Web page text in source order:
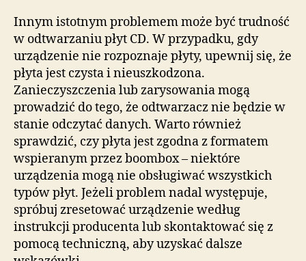
Innym istotnym problemem może być trudność
w odtwarzaniu płyt CD. W przypadku, gdy
urządzenie nie rozpoznaje płyty, upewnij się, że
płyta jest czysta i nieuszkodzona.
Zanieczyszczenia lub zarysowania mogą
prowadzić do tego, że odtwarzacz nie będzie w
stanie odczytać danych. Warto również
sprawdzić, czy płyta jest zgodna z formatem
wspieranym przez boombox – niektóre
urządzenia mogą nie obsługiwać wszystkich
typów płyt. Jeżeli problem nadal występuje,
spróbuj zresetować urządzenie według
instrukcji producenta lub skontaktować się z
pomocą techniczną, aby uzyskać dalsze